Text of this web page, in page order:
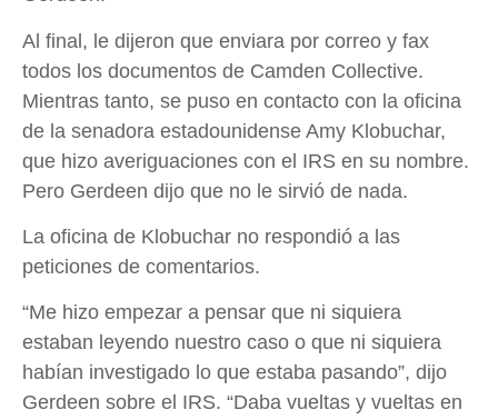
Al final, le dijeron que enviara por correo y fax
todos los documentos de Camden Collective.
Mientras tanto, se puso en contacto con la oficina
de la senadora estadounidense Amy Klobuchar,
que hizo averiguaciones con el IRS en su nombre.
Pero Gerdeen dijo que no le sirvió de nada.
La oficina de Klobuchar no respondió a las
peticiones de comentarios.
“Me hizo empezar a pensar que ni siquiera
estaban leyendo nuestro caso o que ni siquiera
habían investigado lo que estaba pasando”, dijo
Gerdeen sobre el IRS. “Daba vueltas y vueltas en